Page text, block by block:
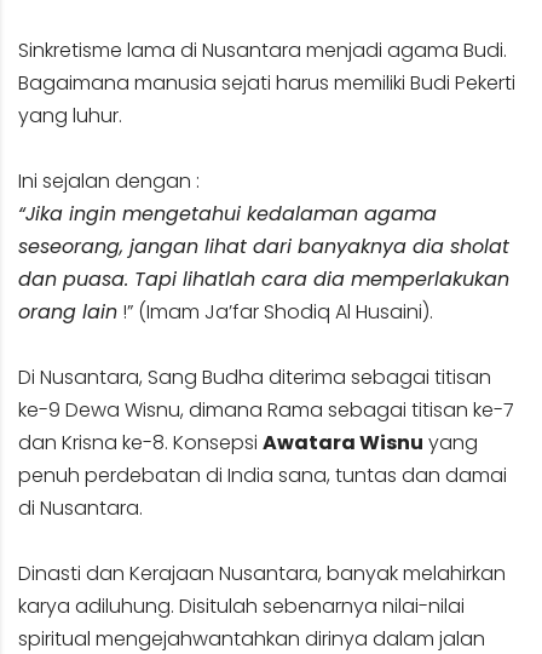
Sinkretisme lama di Nusantara menjadi agama Budi.
Bagaimana manusia sejati harus memiliki Budi Pekerti
yang luhur.
Ini sejalan dengan :
“Jika ingin mengetahui kedalaman agama
seseorang, jangan lihat dari banyaknya dia sholat
dan puasa. Tapi lihatlah cara dia memperlakukan
orang lain !” (Imam Ja’far Shodiq Al Husaini).
Di Nusantara, Sang Budha diterima sebagai titisan
ke-9 Dewa Wisnu, dimana Rama sebagai titisan ke-7
dan Krisna ke-8. Konsepsi Awatara Wisnu yang
penuh perdebatan di India sana, tuntas dan damai
di Nusantara.
Dinasti dan Kerajaan Nusantara, banyak melahirkan
karya adiluhung. Disitulah sebenarnya nilai-nilai
spiritual mengejahwantahkan dirinya dalam jalan